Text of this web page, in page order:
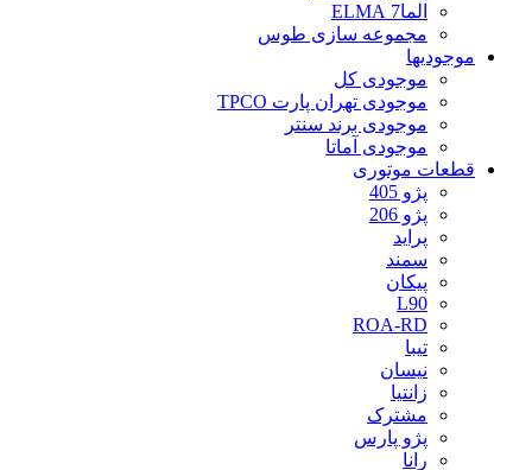
الما7 ELMA
مجموعه سازی طوس
موجودیها
موجودی کل
موجودی تهران پارت TPCO
موجودی برند سنتر
موجودی آماتا
قطعات موتوری
پژو 405
پژو 206
پراید
سمند
پیکان
L90
ROA-RD
تیبا
نیسان
زانتیا
مشترک
پژو پارس
رانا